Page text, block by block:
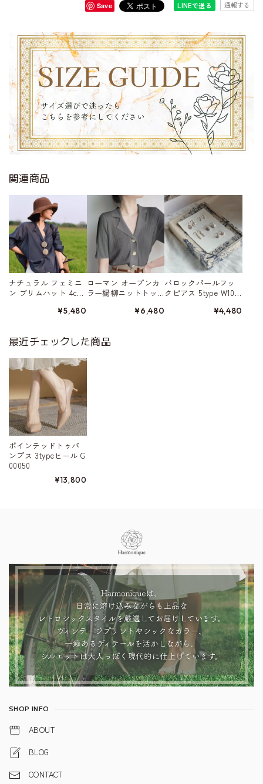
Save LINEで送る 通報する
関連商品
ナチュラル フェミニ
ン ブリムハット 4col
¥5,480
ローマン オープンカ
ラー楊柳ニットトッ
¥6,480
バロックパールフッ
クピアス 5type W1032
¥4,480
最近チェックした商品
ポインテッドトゥパ
ンプス 3typeヒール G
00050
¥13,800
SHOP INFO
ABOUT
BLOG
CONTACT